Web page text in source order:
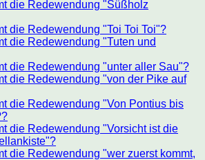
die Redewendung "Süßholz
die Redewendung "Toi Toi Toi"?
die Redewendung "Tuten und
die Redewendung "unter aller Sau"?
die Redewendung "von der Pike auf
die Redewendung "Von Pontius bis
die Redewendung "Vorsicht ist die
die Redewendung "wer zuerst kommt,